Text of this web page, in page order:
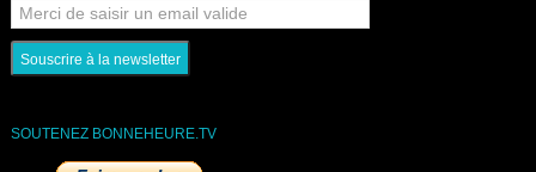
SOUTENEZ BONNEHEURE.TV